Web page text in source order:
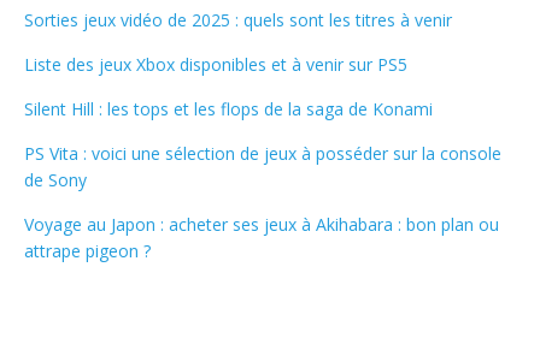
Sorties jeux vidéo de 2025 : quels sont les titres à venir
Liste des jeux Xbox disponibles et à venir sur PS5
Silent Hill : les tops et les flops de la saga de Konami
PS Vita : voici une sélection de jeux à posséder sur la console
de Sony
Voyage au Japon : acheter ses jeux à Akihabara : bon plan ou
attrape pigeon ?